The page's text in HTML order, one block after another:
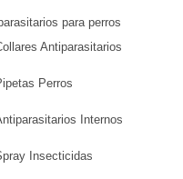
para perros
Antiparasitarios
Perros
Internos
Insecticidas